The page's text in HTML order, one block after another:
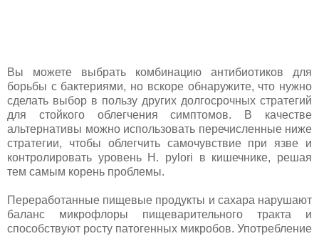
Вы можете выбрать комбинацию антибиотиков для
борьбы с бактериями, но вскоре обнаружите, что нужно
сделать выбор в пользу других долгосрочных стратегий
для стойкого облегчения симптомов. В качестве
альтернативы можно использовать перечисленные ниже
стратегии, чтобы облегчить самочувствие при язве и
контролировать уровень H. pylori в кишечнике, решая
тем самым корень проблемы.
Переработанные пищевые продукты и сахара нарушают
баланс микрофлоры пищеварительного тракта и
способствуют росту патогенных микробов. Употребление